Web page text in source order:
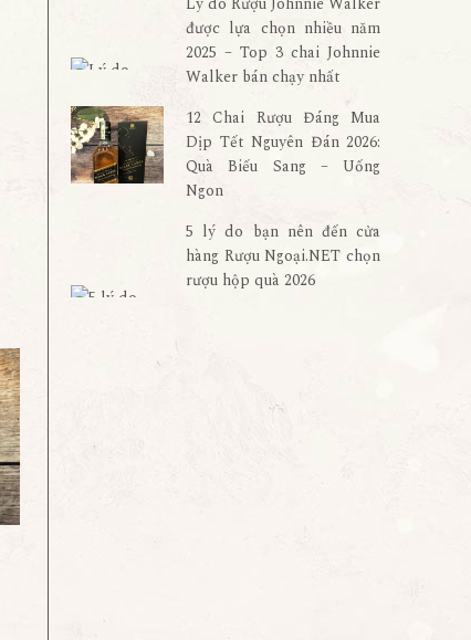
được lựa chọn nhiều năm
2025 – Top 3 chai Johnnie
Walker bán chạy nhất
12 Chai Rượu Đáng Mua
Dịp Tết Nguyên Đán 2026:
Quà Biếu Sang – Uống
Ngon
5 lý do bạn nên đến cửa
hàng Rượu Ngoại.NET chọn
rượu hộp quà 2026